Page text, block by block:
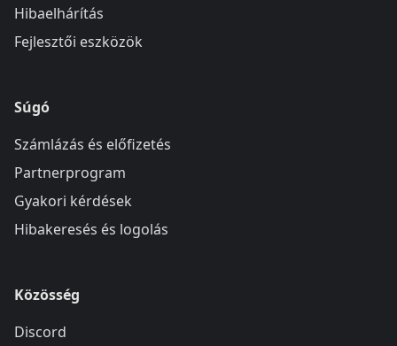
Hibaelhárítás
Fejlesztői eszközök
Súgó
Számlázás és előfizetés
Partnerprogram
Gyakori kérdések
Hibakeresés és logolás
Közösség
Discord